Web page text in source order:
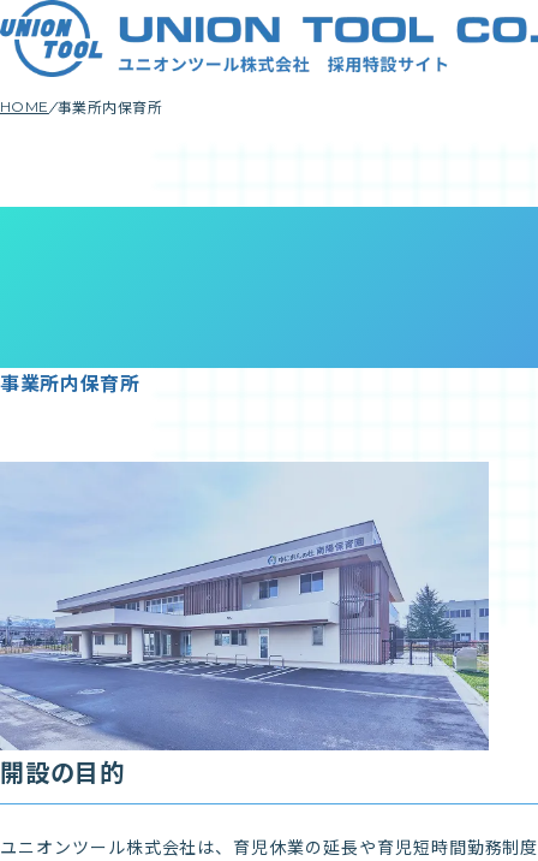
HOME 事業所内保育所
事業所内保育所
開設の目的
ユニオンツール株式会社は、育児休業の延長や育児短時間勤務制度